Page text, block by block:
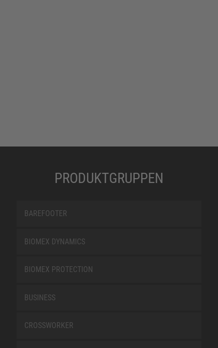
PRODUKTGRUPPEN
BAREFOOTER
BIOMEX DYNAMICS
BIOMEX PROTECTION
BUSINESS
CROSSWORKER